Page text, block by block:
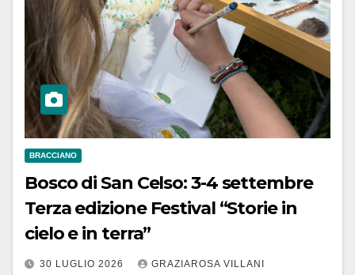
BRACCIANO
Bosco di San Celso: 3-4 settembre
Terza edizione Festival “Storie in
cielo e in terra”
30 LUGLIO 2026 GRAZIAROSA VILLANI